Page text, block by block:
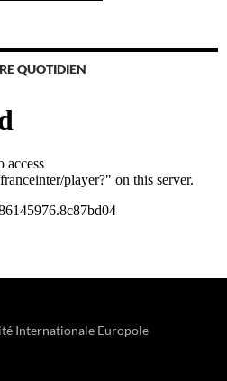
QUOTIDIEN
Internationale Europole